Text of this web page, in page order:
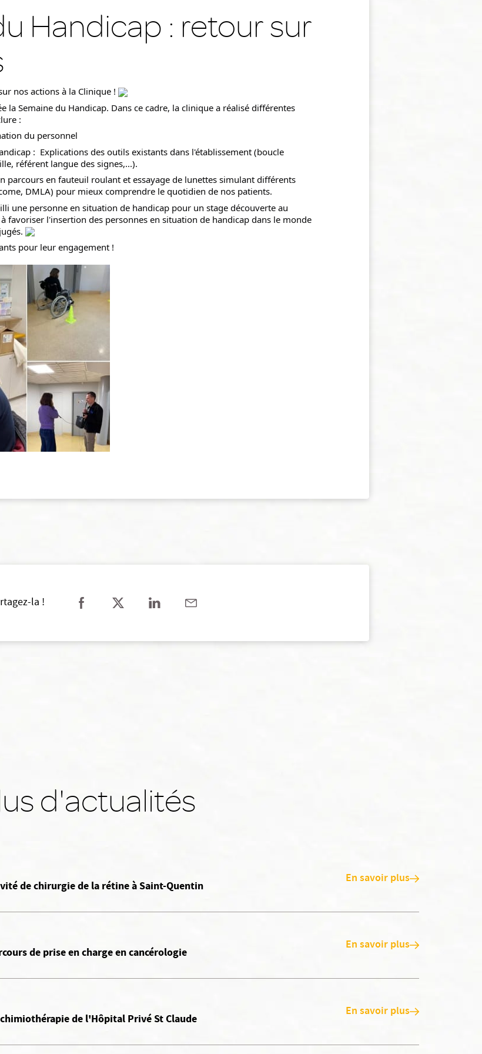
Handicap : retour sur
nos actions à la Clinique !
la Semaine du Handicap. Dans ce cadre, la clinique a réalisé différentes
:
du personnel
:  Explications des outils existants dans l'établissement (boucle
référent langue des signes,...).
parcours en fauteuil roulant et essayage de lunettes simulant différents
DMLA) pour mieux comprendre le quotidien de nos patients.
une personne en situation de handicap pour un stage découverte au
favoriser l'insertion des personnes en situation de handicap dans le monde
pour leur engagement !
la !
d'actualités
de chirurgie de la rétine à Saint-Quentin En savoir plus
de prise en charge en cancérologie En savoir plus
de l'Hôpital Privé St Claude En savoir plus